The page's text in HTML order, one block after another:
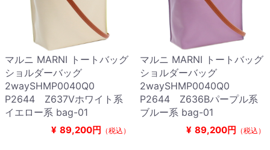
マルニ MARNI トートバッグ
ショルダーバッグ
2waySHMP0040Q0
P2644 Z637Vホワイト系
イエロー系 bag-01
¥ 89,200円 （税込）
マルニ MARNI トートバッグ
ショルダーバッグ
2waySHMP0040Q0
P2644 Z636Bパープル系
ブルー系 bag-01
¥ 89,200円 （税込）